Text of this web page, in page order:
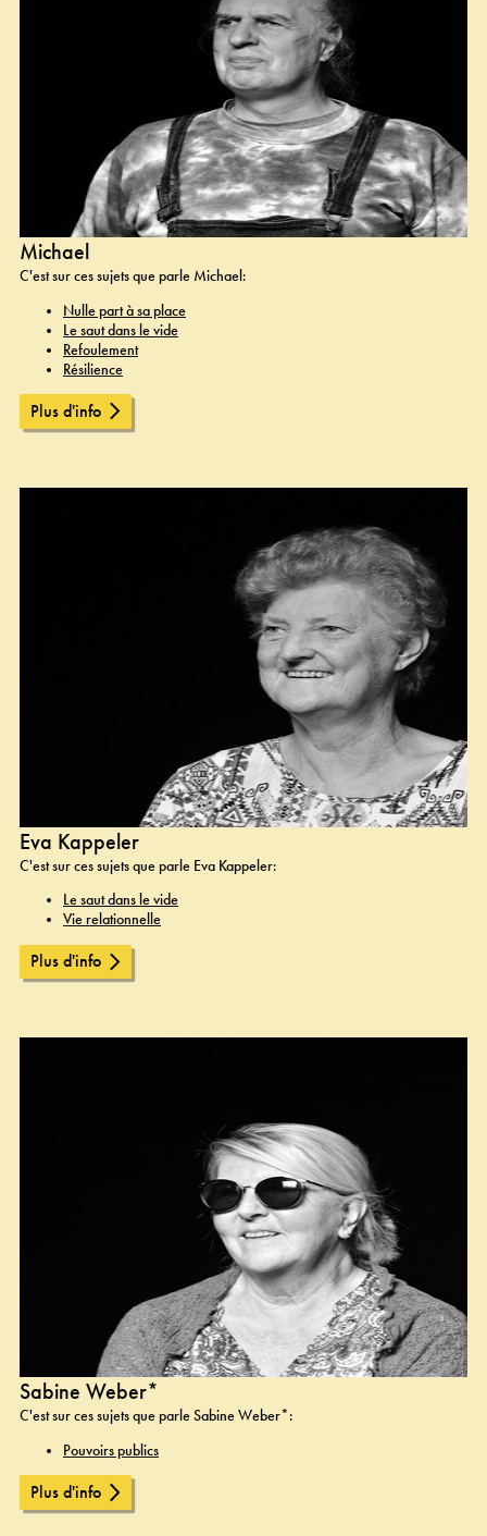
Michael
C'est sur ces sujets que parle Michael:
Nulle part à sa place
Le saut dans le vide
Refoulement
Résilience
Plus d'info
Eva Kappeler
C'est sur ces sujets que parle Eva Kappeler:
Le saut dans le vide
Vie relationnelle
Plus d'info
Sabine Weber*
C'est sur ces sujets que parle Sabine Weber*:
Pouvoirs publics
Plus d'info